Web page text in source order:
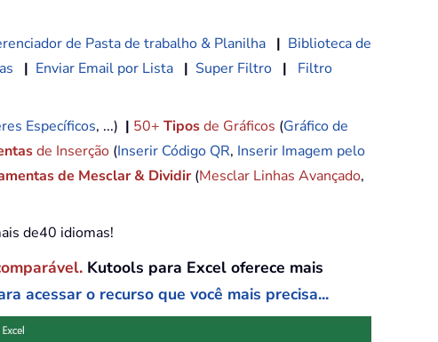
de Pasta de trabalho & Planilha | Biblioteca de
| Enviar Email por Lista | Super Filtro |
Filtro
Específicos, ...) | 50+ Tiposde Gráficos (Gráfico de
de Inserção (Inserir Código QR, Inserir Imagem pelo
de Mesclar & Dividir (Mesclar Linhas Avançado,
de40 idiomas!
Kutools para Excel oferece mais
acessar o recurso que você mais precisa...